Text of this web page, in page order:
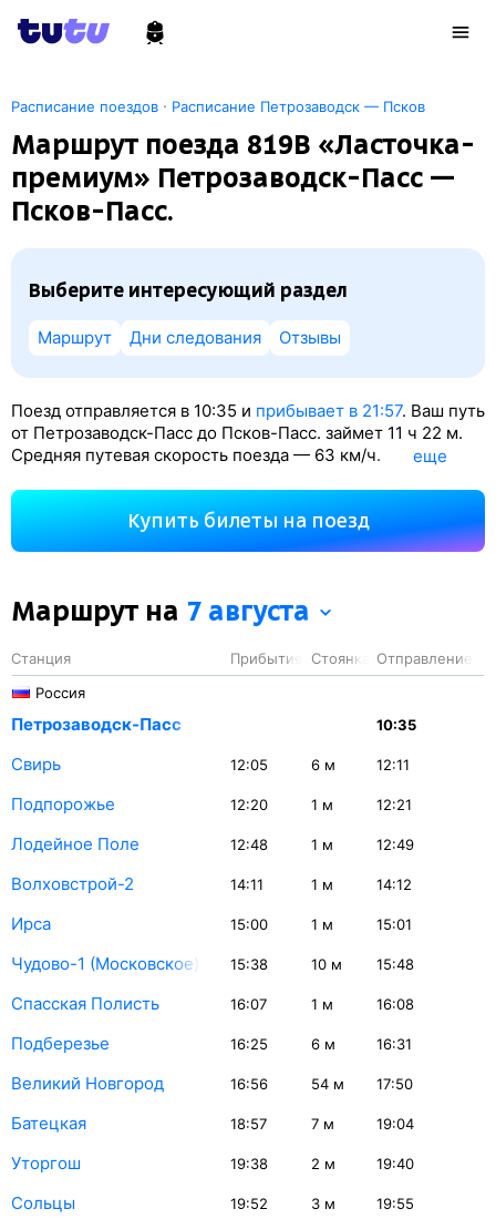
Расписание поездов · Расписание Петрозаводск — Псков
Маршрут поезда 819В «Ласточка-
премиум» Петрозаводск-Пасс —
Псков-Пасс.
Выберите интересующий раздел
Маршрут Дни следования Отзывы
Поезд отправляется в 10:35 и прибывает в 21:57. Ваш путь
от Петрозаводск-Пасс до Псков-Пасс. займет 11 ч 22 м.
Средняя путевая скорость поезда — 63 км/ч.
721 км. На этом маршруте будет 14 остановок. Самая
продолжительная стоянка поезда на станции Великий
Новгород — 54 минуты.
eще
Купить билеты на поезд
Маршрут на 7 августа
Станция Прибытие Стоянка
Отправление
Россия
Петрозаводск-Пасс 10:35
Свирь 12:05 6 м 12:11
Подпорожье 12:20 1 м 12:21
Лодейное Поле 12:48 1 м 12:49
Волховстрой-2 14:11 1 м 14:12
Ирса 15:00 1 м 15:01
Чудово-1 (Московское) 15:38 10 м 15:48
Спасская Полисть 16:07 1 м 16:08
Подберезье 16:25 6 м 16:31
Великий Новгород 16:56 54 м 17:50
Батецкая 18:57 7 м 19:04
Уторгош 19:38 2 м 19:40
Сольцы 19:52 3 м 19:55